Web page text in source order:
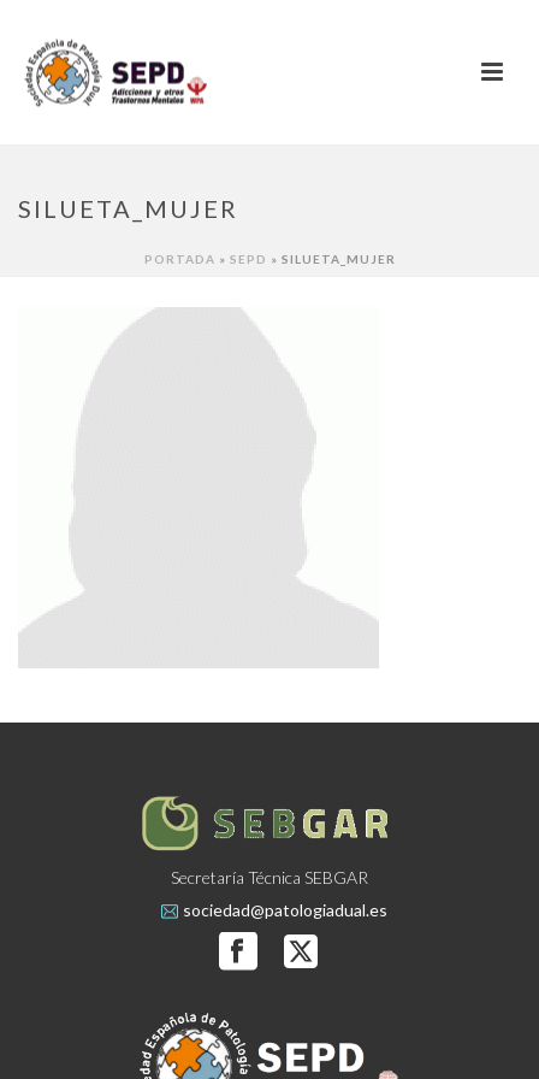
SILUETA_MUJER
PORTADA » SEPD » SILUETA_MUJER
Secretaría Técnica SEBGAR
sociedad@patologiadual.es